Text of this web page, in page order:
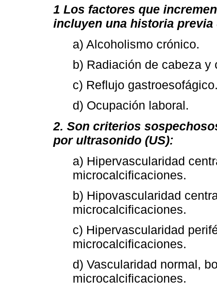
1 Los factores que
incluyen una historia previa
a) Alcoholismo crónico.
b) Radiación de cabeza y
c) Reflujo
d) Ocupación laboral.
2. Son criterios
por ultrasonido (US):
a) Hipervascularidad
microcalcificaciones.
b) Hipovascularidad
microcalcificaciones.
c) Hipervascularidad
microcalcificaciones.
d) Vascularidad normal,
microcalcificaciones.